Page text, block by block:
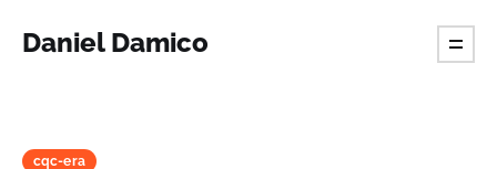
Daniel Damico
cqc-era